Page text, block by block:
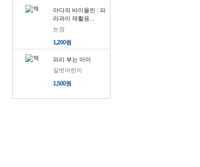
아다의 바이올린 : 파
라과이 재활용...
논장
1,200원
피리 부는 아이
길벗어린이
1,500원